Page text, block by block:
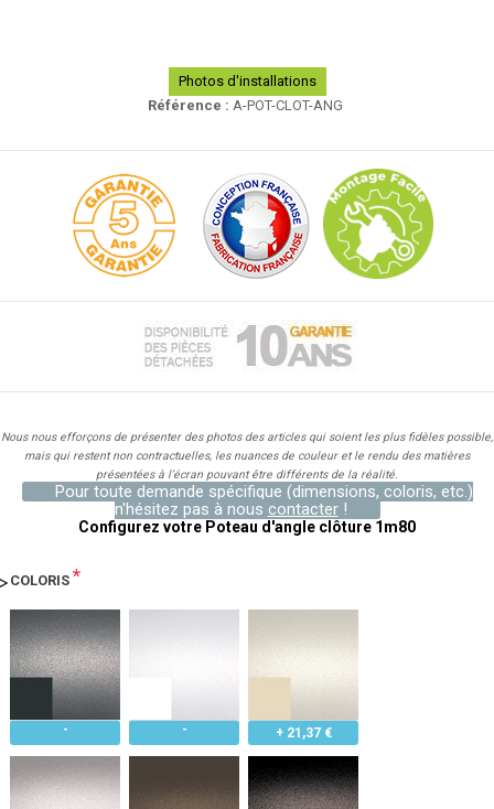
Photos d'installations
Référence : A-POT-CLOT-ANG
Nous nous efforçons de présenter des photos des articles qui soient les plus fidèles possible,
mais qui restent non contractuelles, les nuances de couleur et le rendu des matières
présentées à l’écran pouvant être différents de la réalité.
Pour toute demande spécifique (dimensions, coloris, etc.)
n'hésitez pas à nous contacter!
Configurez votre Poteau d'angle clôture 1m80
COLORIS *
+ 21,37 €